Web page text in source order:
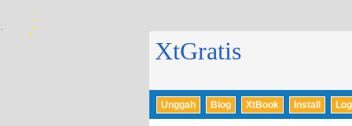
XtGratis
Unggah Blog XtBook Install